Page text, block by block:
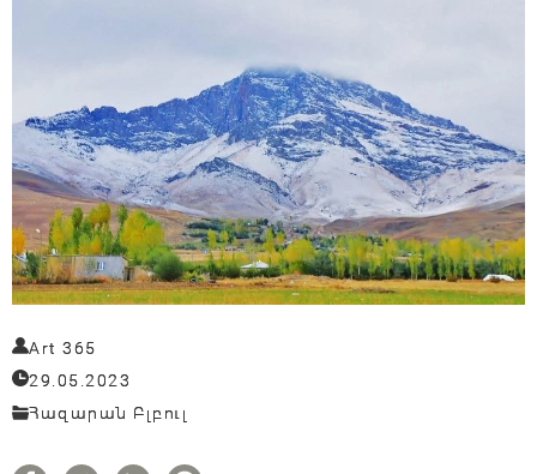
Art 365
29.05.2023
Հազարան Բլբուլ